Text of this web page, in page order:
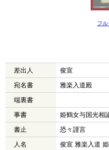
フ
差出人
俊宣
宛名書
雅楽入道殿
端裏書
事書
姫鶴女与国光相
書止
恐々謹言
人名
俊宣 雅楽入道